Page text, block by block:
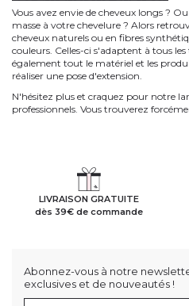
Vous avez envie de cheveux longs ?
masse à votre chevelure ? Alors
cheveux naturels ou en fibres
couleurs. Celles-ci s'adaptent à tous
également tout le matériel et les
réaliser une pose d'extension.
N'hésitez plus et craquez pour notre
professionnels. Vous trouverez
LIVRAISON GRATUITE
dès 39€ de commande
Abonnez-vous à notre
exclusives et de nouveautés !